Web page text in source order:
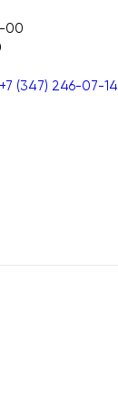
00
+7 (347) 246-07-14